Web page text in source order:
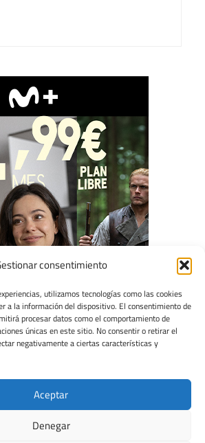
consentimiento
utilizamos tecnologías como las cookies
a la información del dispositivo. El consentimiento de
procesar datos como el comportamiento de
únicas en este sitio. No consentir o retirar el
negativamente a ciertas características y
Aceptar
Denegar